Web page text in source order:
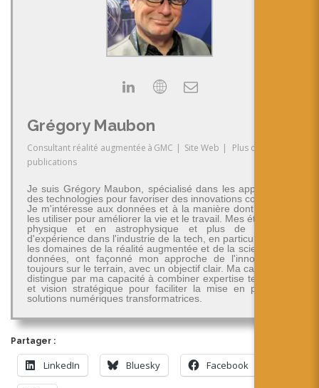
Grégory Maubon
Consultant réalité augmentée à GMC | Site Web |
Plus de
publications
Je suis Grégory Maubon, spécialisé dans les applications
des technologies pour favoriser des innovations concrètes.
Je m'intéresse aux données et à la manière dont on peut
les utiliser pour améliorer la vie et le travail. Mes études en
physique et en astrophysique et plus de 30 ans
d'expérience dans l'industrie de la tech, en particulier dans
les domaines de la réalité augmentée et de la science des
données, ont façonné mon approche de l'innovation -
toujours sur le terrain, avec un objectif clair. Ma carrière se
distingue par ma capacité à combiner expertise technique
et vision stratégique pour faciliter la mise en place de
solutions numériques transformatrices.
Partager :
LinkedIn Bluesky Facebook